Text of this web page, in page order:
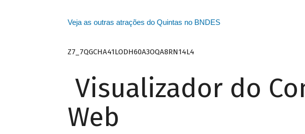
Veja as outras atrações do Quintas no BNDES
Z7_7QGCHA41LODH60A3OQA8RN14L4
Visualizador do
Web